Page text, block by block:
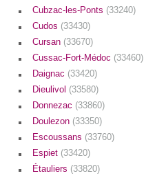
Cubzac-les-Ponts (33240)
Cudos (33430)
Cursan (33670)
Cussac-Fort-Médoc (33460)
Daignac (33420)
Dieulivol (33580)
Donnezac (33860)
Doulezon (33350)
Escoussans (33760)
Espiet (33420)
Étauliers (33820)